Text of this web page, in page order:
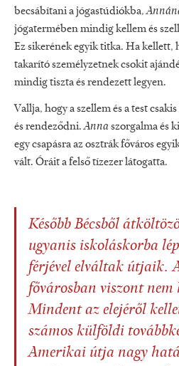
becsábítani a jógastúdiókba,
jógatermében mindig kellem és
Ez sikerének egyik titka. Ha kellett,
takarító személyzetnek csokit
mindig tiszta és rendezett legyen.
Vallja, hogy a szellem és a test
és rendeződni.Annaszorgalma és
egy csapásra az osztrák főváros
vált. Óráit a felső tízezer látogatta.
Később Bécsből
ugyanis iskoláskorba
férjével elváltak útjaik.
fővárosban viszont nem
Mindent az elejéről
számos külföldi
Amerikai útja nagy